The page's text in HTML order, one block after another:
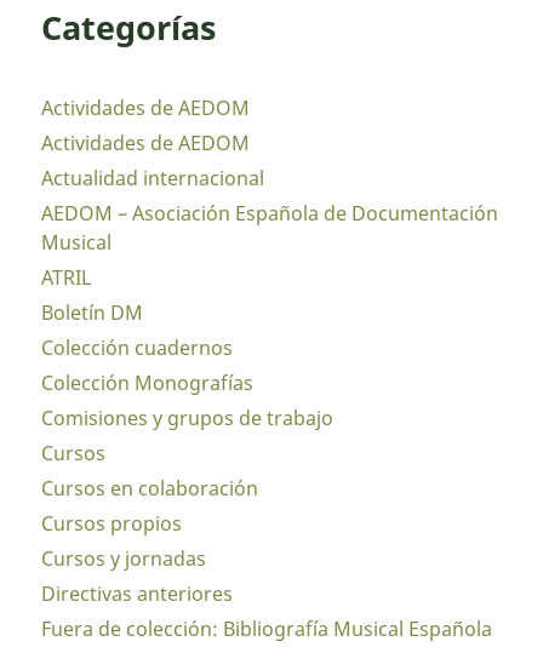
Categorías
Actividades de AEDOM
Actividades de AEDOM
Actualidad internacional
AEDOM – Asociación Española de Documentación
Musical
ATRIL
Boletín DM
Colección cuadernos
Colección Monografías
Comisiones y grupos de trabajo
Cursos
Cursos en colaboración
Cursos propios
Cursos y jornadas
Directivas anteriores
Fuera de colección: Bibliografía Musical Española